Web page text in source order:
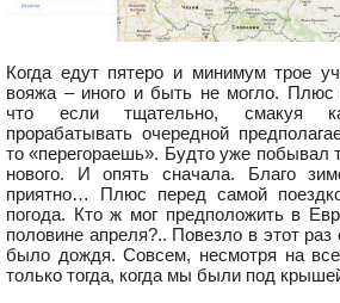
Когда едут пятеро и минимум трое
вояжа – иного и быть не могло. Плюс
что если тщательно, смакуя
прорабатывать очередной
то «перегораешь». Будто уже побывал
нового. И опять сначала. Благо
приятно… Плюс перед самой
погода. Кто ж мог предположить в
половине апреля?.. Повезло в этот
было дождя. Совсем, несмотря на
только тогда, когда мы были под